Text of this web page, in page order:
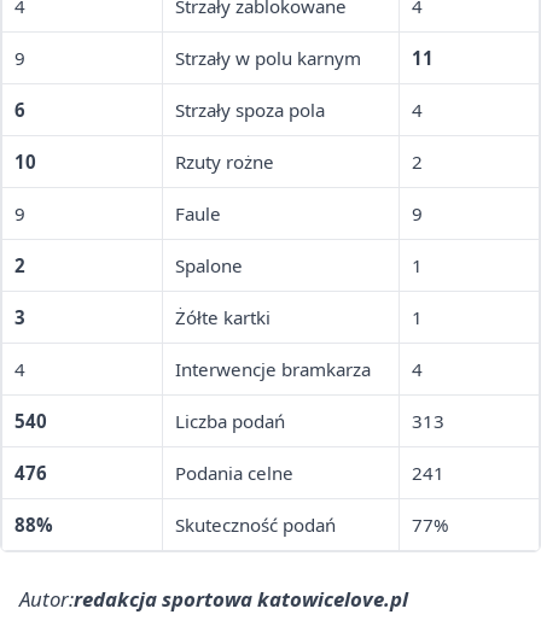
4 Strzały zablokowane 4
9 Strzały w polu karnym 11
6 Strzały spoza pola 4
10 Rzuty rożne 2
9 Faule 9
2 Spalone 1
3 Żółte kartki 1
4 Interwencje bramkarza 4
540 Liczba podań 313
476 Podania celne 241
88% Skuteczność podań 77%
Autor:redakcja sportowa katowicelove.pl